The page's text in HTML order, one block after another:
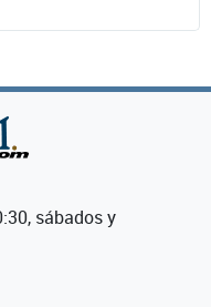
sábados y